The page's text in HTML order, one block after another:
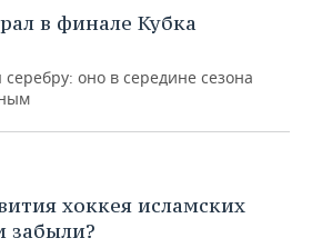
в финале Кубка
оно в середине сезона
хоккея исламских
забыли?